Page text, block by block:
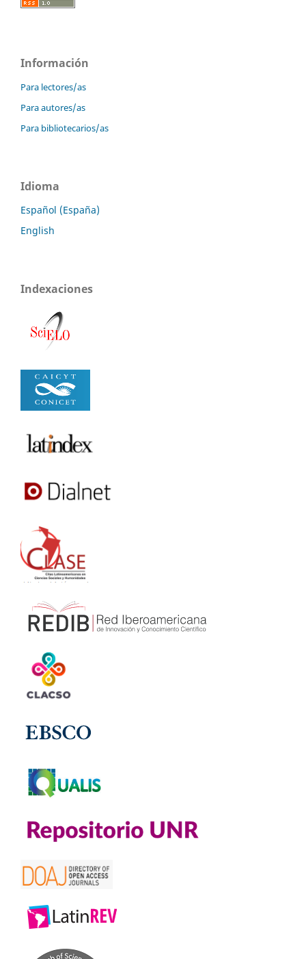
Información
Para lectores/as
Para autores/as
Para bibliotecarios/as
Idioma
Español (España)
English
Indexaciones